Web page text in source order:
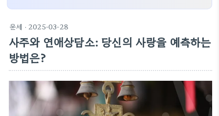
운세 · 2025-03-28
사주와 연애상담소: 당신의 사랑을 예측하는
방법은?